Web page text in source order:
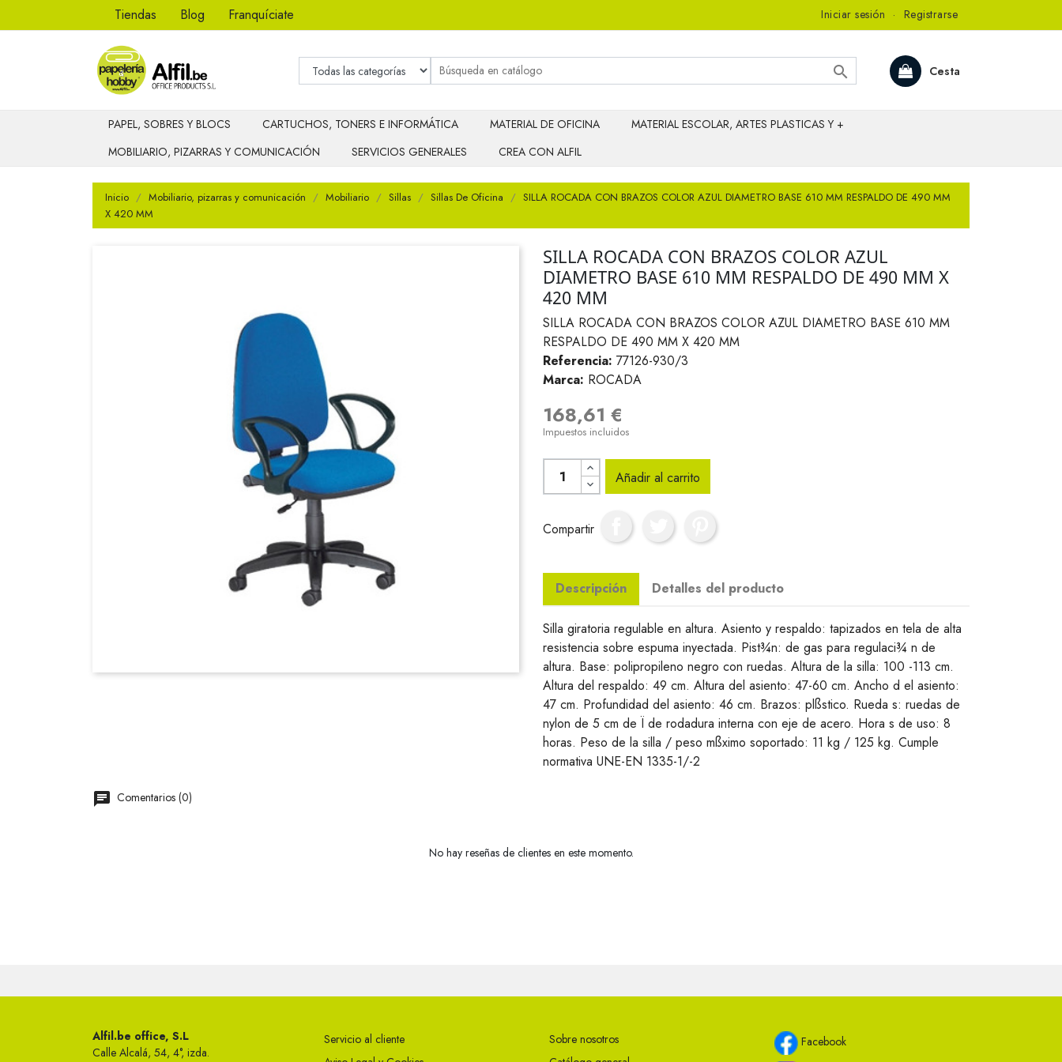
Tiendas Blog Franquíciate Iniciar sesión · Registrarse
Cesta

PAPEL, SOBRES Y BLOCS CARTUCHOS, TONERS E INFORMÁTICA MATERIAL DE OFICINA
MATERIAL ESCOLAR, ARTES PLASTICAS Y +
MOBILIARIO, PIZARRAS Y COMUNICACIÓN
SERVICIOS GENERALES CREA CON ALFIL
Inicio Mobiliario, pizarras y comunicación Mobiliario Sillas Sillas De Oficina
SILLA ROCADA CON BRAZOS COLOR AZUL DIAMETRO BASE 610 MM RESPALDO DE 490 MM
X 420 MM
SILLA ROCADA CON BRAZOS COLOR AZUL
DIAMETRO BASE 610 MM RESPALDO DE 490 MM X
420 MM
SILLA ROCADA CON BRAZOS COLOR AZUL DIAMETRO BASE 610 MM
RESPALDO DE 490 MM X 420 MM
Referencia: 77126-930/3
Marca: ROCADA
168,61 €
Impuestos incluidos
Añadir al carrito
Compartir
Descripción Detalles del producto
Silla giratoria regulable en altura. Asiento y respaldo: tapizados en tela de alta
resistencia sobre espuma inyectada. Pist¾n: de gas para regulaci¾ n de
altura. Base: polipropileno negro con ruedas. Altura de la silla: 100 -113 cm.
Altura del respaldo: 49 cm. Altura del asiento: 47-60 cm. Ancho d el asiento:
47 cm. Profundidad del asiento: 46 cm. Brazos: plßstico. Rueda s: ruedas de
nylon de 5 cm de Ï de rodadura interna con eje de acero. Hora s de uso: 8
horas. Peso de la silla / peso mßximo soportado: 11 kg / 125 kg. Cumple
normativa UNE-EN 1335-1/-2
Comentarios (0)
No hay reseñas de clientes en este momento.
Alfil.be office, S.L
Calle Alcalá, 54, 4°, izda.
Servicio al cliente
Sobre nosotros
Facebook